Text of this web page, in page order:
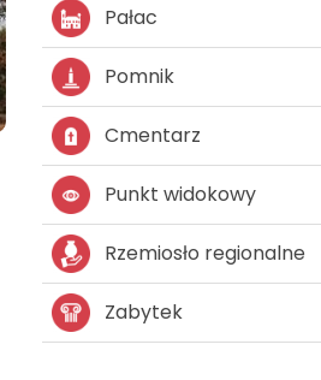
Pałac
Pomnik
Cmentarz
Punkt widokowy
Rzemiosło regionalne
Zabytek